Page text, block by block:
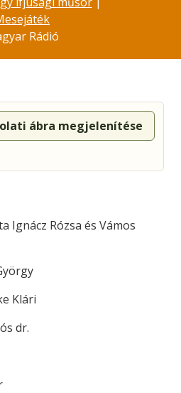
Rádió
ábra megjelenítése
Ignácz Rózsa és Vámos
Klári
dr.